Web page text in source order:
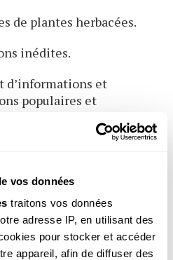
vos données
traitons vos données
adresse IP, en utilisant des
pour stocker et accéder
appareil, afin de diffuser des
de plantes herbacées.
inédites.
d’informations et
populaires et
plantes-insectes, faits
vous soutenez le
Salamandre et notre
qui vise à redonner au